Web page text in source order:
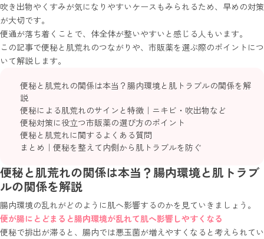
吹き出物やくすみが気になりやすいケースもみられるため、早めの対策
が大切です。
便通が落ち着くことで、体全体が整いやすいと感じる人もいます。
この記事で便秘と肌荒れのつながりや、市販薬を選ぶ際のポイントにつ
いて解説します。
便秘と肌荒れの関係は本当？腸内環境と肌トラブルの関係を解
説
便秘による肌荒れのサインと特徴｜ニキビ・吹出物など
便秘対策に役立つ市販薬の選び方のポイント
便秘と肌荒れに関するよくある質問
まとめ｜便秘を整えて内側から肌トラブルを防ぐ
便秘と肌荒れの関係は本当？腸内環境と肌トラブ
ルの関係を解説
腸内環境の乱れがどのように肌へ影響するのかを見ていきましょう。
便が腸にとどまると腸内環境が乱れて肌へ影響しやすくなる
便秘で排出が滞ると、腸内では悪玉菌が増えやすくなると考えられてい